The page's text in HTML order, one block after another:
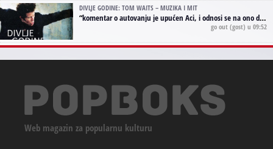
DIVLJE GODINE: TOM WAITS – MUZIKA I MIT
“komentar o autovanju je upućen Aci, i odnosi se na ono drugo autovanje...'senzualnost Waitsa' ;)
go out (gost) u 09:52
Web magazin za popularnu kulturu